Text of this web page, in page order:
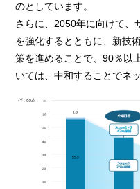
のとしています。
さらに、2050年に向けて、
を強化するとともに、新技
策を進めることで、90％以
いては、中和することでネ